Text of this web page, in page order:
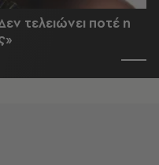
τελειώνει ποτέ η